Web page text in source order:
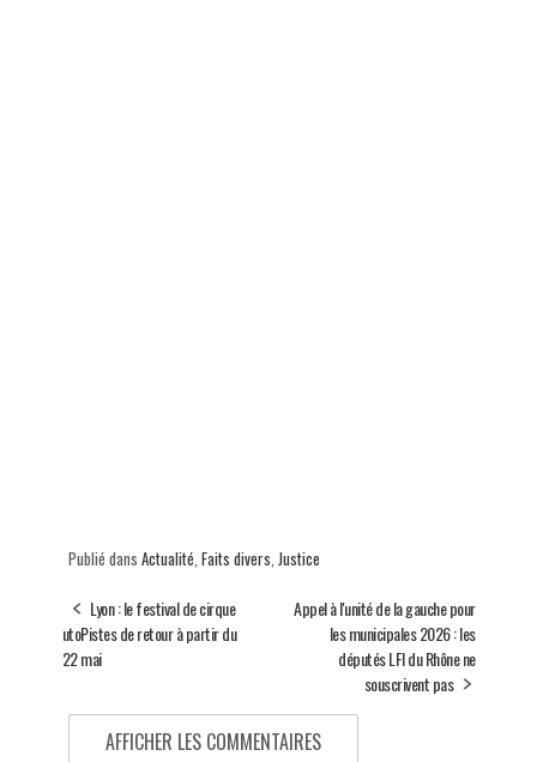
Publié dans Actualité, Faits divers, Justice
Lyon : le festival de cirque
utoPistes de retour à partir du
22 mai
Appel à l'unité de la gauche pour
les municipales 2026 : les
députés LFI du Rhône ne
souscrivent pas
AFFICHER LES COMMENTAIRES